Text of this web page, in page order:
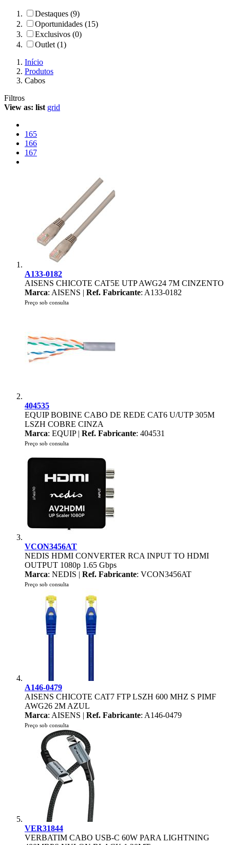
Destaques (9)
Oportunidades (15)
Exclusivos (0)
Outlet (1)
Início
Produtos
Cabos
Filtros
View as: list grid
165
166
167
A133-0182
AISENS CHICOTE CAT5E UTP AWG24 7M CINZENTO
Marca: AISENS | Ref. Fabricante: A133-0182
Preço sob consulta
404535
EQUIP BOBINE CABO DE REDE CAT6 U/UTP 305M
LSZH COBRE CINZA
Marca: EQUIP | Ref. Fabricante: 404531
Preço sob consulta
VCON3456AT
NEDIS HDMI CONVERTER RCA INPUT TO HDMI
OUTPUT 1080p 1.65 Gbps
Marca: NEDIS | Ref. Fabricante: VCON3456AT
Preço sob consulta
A146-0479
AISENS CHICOTE CAT7 FTP LSZH 600 MHZ S PIMF
AWG26 2M AZUL
Marca: AISENS | Ref. Fabricante: A146-0479
Preço sob consulta
VER31844
VERBATIM CABO USB-C 60W PARA LIGHTNING